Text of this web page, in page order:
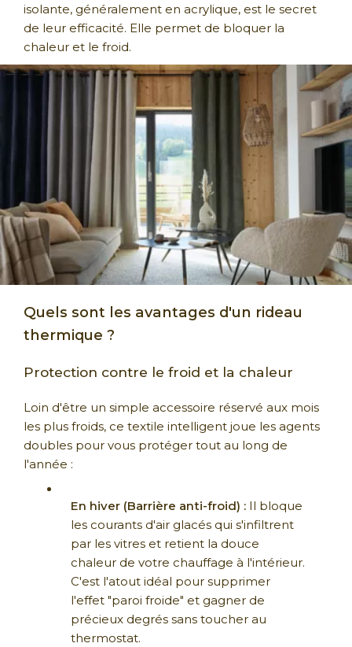
isolante, généralement en acrylique, est le secret
de leur efficacité. Elle permet de bloquer la
chaleur et le froid.
Quels sont les avantages d'un rideau
thermique ?
Protection contre le froid et la chaleur
Loin d'être un simple accessoire réservé aux mois
les plus froids, ce textile intelligent joue les agents
doubles pour vous protéger tout au long de
l'année :
En hiver (Barrière anti-froid) : Il bloque
les courants d'air glacés qui s'infiltrent
par les vitres et retient la douce
chaleur de votre chauffage à l'intérieur.
C'est l'atout idéal pour supprimer
l'effet "paroi froide" et gagner de
précieux degrés sans toucher au
thermostat.